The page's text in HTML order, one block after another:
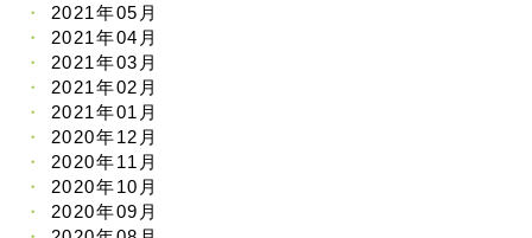
2021年05月
2021年04月
2021年03月
2021年02月
2021年01月
2020年12月
2020年11月
2020年10月
2020年09月